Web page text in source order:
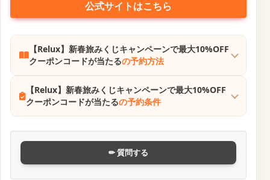
公式サイトはこちら
【Relux】新春旅みくじキャンペーンで最大10%OFF
クーポンコードが当たるの予約方法
【Relux】新春旅みくじキャンペーンで最大10%OFF
クーポンコードが当たるの予約条件
✏ 質問する